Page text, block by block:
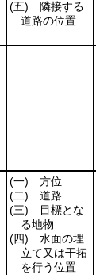
(五) 隣接する
道路の位置
(一) 方位
(二) 道路
(三) 目標とな
る地物
(四) 水面の埋
立て又は干拓
を行う位置